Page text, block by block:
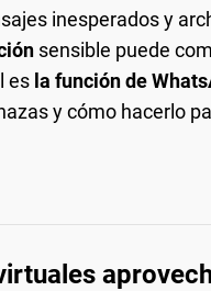
inesperados y
sensible puede
es la función de
y cómo hacerlo